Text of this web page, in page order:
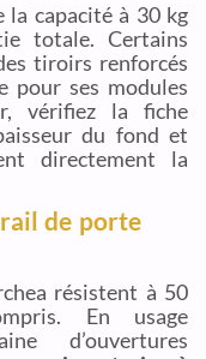
la capacité à 30 kg
totale. Certains
tiroirs renforcés
pour ses modules
vérifiez la fiche
du fond et
directement la
de porte
résistent à 50
En usage
d’ouvertures